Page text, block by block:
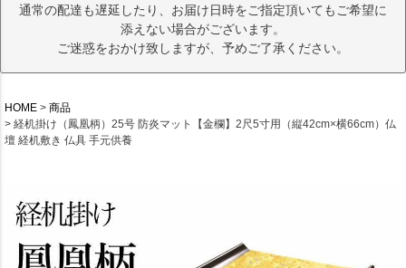
通常の配達も遅延したり、お届け日時をご指定頂いてもご希望に
添えない場合がございます。
ご迷惑をおかけ致しますが、予めご了承ください。
HOME
商品
経机掛け（鳳凰柄）25号 防炎マット【金欄】2尺5寸用（縦42cm×横66cm）仏
壇 経机敷き 仏具 手元供養